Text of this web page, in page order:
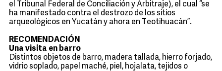
el Tribunal Federal de Conciliación y Arbitraje), el cual “se
ha manifestado contra el destrozo de los sitios
arqueológicos en Yucatán y ahora en Teotihuacán”.
RECOMENDACIÓN
Una visita en barro
Distintos objetos de barro, madera tallada, hierro forjado,
vidrio soplado, papel maché, piel, hojalata, tejidos o